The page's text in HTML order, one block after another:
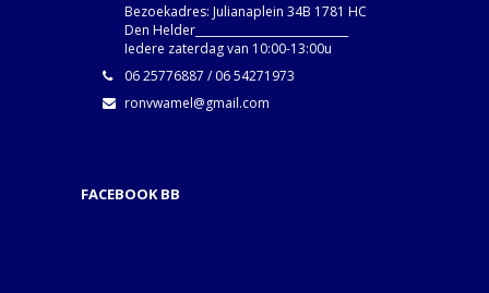
Bezoekadres: Julianaplein 34B 1781 HC
Den Helder____________________________
Iedere zaterdag van 10:00-13:00u
06 25776887 / 06 54271973
ronvwamel@gmail.com
FACEBOOK BB